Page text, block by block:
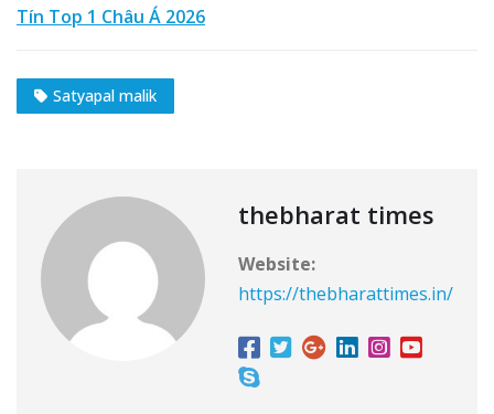
Tín Top 1 Châu Á 2026
Satyapal malik
thebharat times
Website:
https://thebharattimes.in/